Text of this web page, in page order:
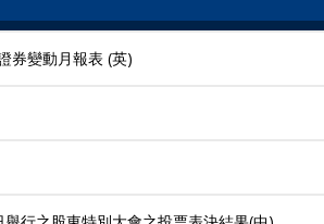
券變動月報表 (英)